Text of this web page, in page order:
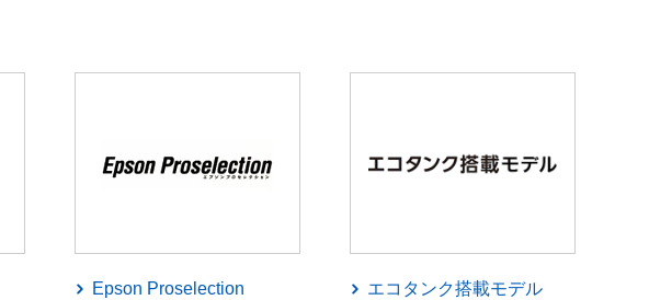
Epson Proselection エコタンク搭載モデル